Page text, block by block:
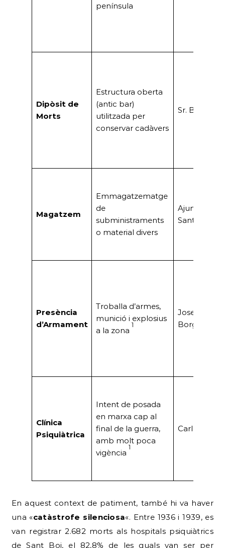
península
Dipòsit de
Morts
Estructura oberta
(antic bar)
utilitzada per
conservar cadàvers
Sr. Bota
Magatzem
Emmagatzematge
de
subministraments
o material divers
Ajuntament
Sant Boi
Presència
d’Armament
Troballa d’armes,
munició i explosius
a la zona
1
Josep Faura
Borgés, Sr.
Clínica
Psiquiàtrica
Intent de posada
en marxa cap al
final de la guerra,
amb molt poca
vigència
1
Carles Serret
En aquest context de patiment, també hi va haver
una «catàstrofe silenciosa«. Entre 1936 i 1939, es
van registrar 2.682 morts als hospitals psiquiàtrics
de Sant Boi, el 82,8% de les quals van ser per